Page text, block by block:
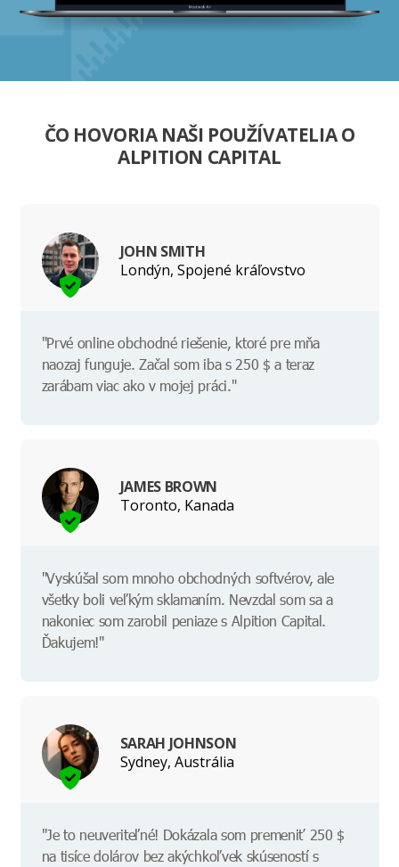
ČO HOVORIA NAŠI POUŽÍVATELIA O
ALPITION CAPITAL
JOHN SMITH
Londýn, Spojené kráľovstvo
"Prvé online obchodné riešenie, ktoré pre mňa
naozaj funguje. Začal som iba s 250 $ a teraz
zarábam viac ako v mojej práci."
JAMES BROWN
Toronto, Kanada
"Vyskúšal som mnoho obchodných softvérov, ale
všetky boli veľkým sklamaním. Nevzdal som sa a
nakoniec som zarobil peniaze s Alpition Capital.
Ďakujem!"
SARAH JOHNSON
Sydney, Austrália
"Je to neuveriteľné! Dokázala som premeniť 250 $
na tisíce dolárov bez akýchkoľvek skúseností s